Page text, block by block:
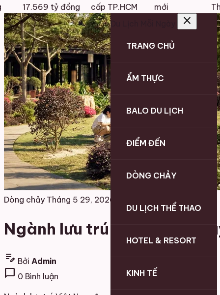
tỷ đồng
cấp TP.HCM
mới
Thanh
close
TRANG CHỦ
ẨM THỰC
BALO DU LỊCH
ĐIỂM ĐẾN
DÒNG CHẢY
DU LỊCH THỂ THAO
HOTEL & RESORT
KINH TẾ
Dòng chảy Tháng 5 29, 2026
Ngành lưu trú Việt Nam
edit_note Bởi Admin
chat_bubble 0 Bình luận